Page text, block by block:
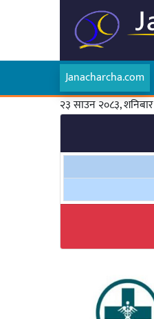
Janacharcha.com
२३ साउन २०८३, शनिबार